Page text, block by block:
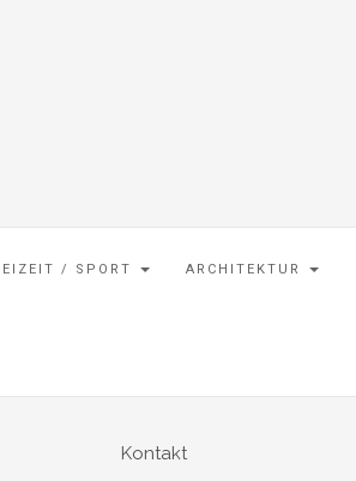
/ SPORT ARCHITEKTUR
Kontakt